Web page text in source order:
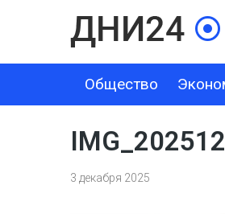
Общество
ЭКОНОМИКА
3 декабря 2025